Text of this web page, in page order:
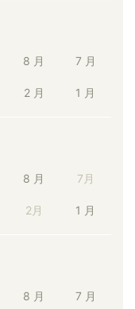
8 月 7 月
2 月 1 月
8 月 7月
2月 1 月
8 月 7 月